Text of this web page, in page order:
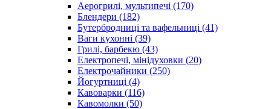
Аерогрилі, мультипечі (170)
Блендери (182)
Бутербродниці та вафельниці (41)
Ваги кухонні (39)
Грилі, барбекю (43)
Електропечі, мінідуховки (20)
Електрочайники (250)
Йогуртниці (4)
Кавоварки (116)
Кавомолки (50)